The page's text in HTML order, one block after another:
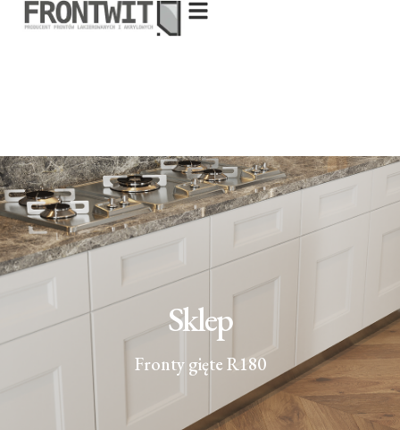
Sklep
Fronty gięte R180